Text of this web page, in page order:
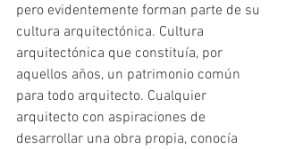
pero evidentemente forman parte de su
cultura arquitectónica. Cultura
arquitectónica que constituía, por
aquellos años, un patrimonio común
para todo arquitecto. Cualquier
arquitecto con aspiraciones de
desarrollar una obra propia, conocía